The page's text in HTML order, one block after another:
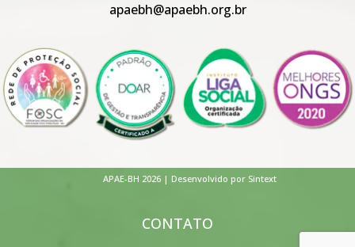
apaebh@apaebh.org.br
APAE-BH 2026 | Desenvolvido por Sintext
CONTATO